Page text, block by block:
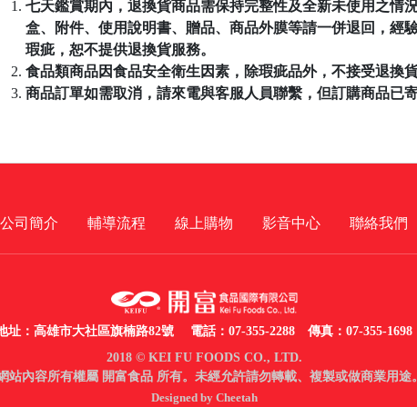
七天鑑賞期內，退換貨商品需保持完整性及全新未使用之情
盒、附件、使用說明書、贈品、商品外膜等請一併退回，經
瑕疵，恕不提供退換貨服務。
食品類商品因食品安全衛生因素，除瑕疵品外，不接受退換貨
商品訂單如需取消，請來電與客服人員聯繫，但訂購商品已
公司簡介 輔導流程 線上購物 影音中心 聯絡我們
址：高雄市大社區旗楠路82號 電話：07-355-2288 傳真：07-355-1698
2018 © KEI FU FOODS CO., LTD.
站內容所有權屬 開富食品 所有。未經允許請勿轉載、複製或做商業用途。
Designed by Cheetah